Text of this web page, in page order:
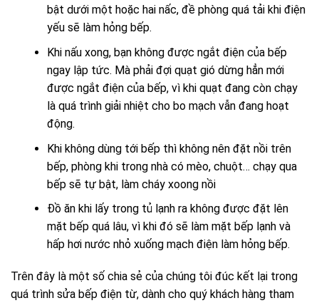
bật dưới một hoặc hai nấc, đề phòng quá tải khi điện
yếu sẽ làm hỏng bếp.
Khi nấu xong, bạn không được ngắt điện của bếp
ngay lập tức. Mà phải đợi quạt gió dừng hẳn mới
được ngắt điện của bếp, vì khi quạt đang còn chạy
là quá trình giải nhiệt cho bo mạch vẫn đang hoạt
động.
Khi không dùng tới bếp thì không nên đặt nồi trên
bếp, phòng khi trong nhà có mèo, chuột… chạy qua
bếp sẽ tự bật, làm cháy xoong nồi
Đồ ăn khi lấy trong tủ lạnh ra không được đặt lên
mặt bếp quá lâu, vì khi đó sẽ làm mặt bếp lạnh và
hấp hơi nước nhỏ xuống mạch điện làm hỏng bếp.
Trên đây là một số chia sẻ của chúng tôi đúc kết lại trong
quá trình sửa bếp điện từ, dành cho quý khách hàng tham